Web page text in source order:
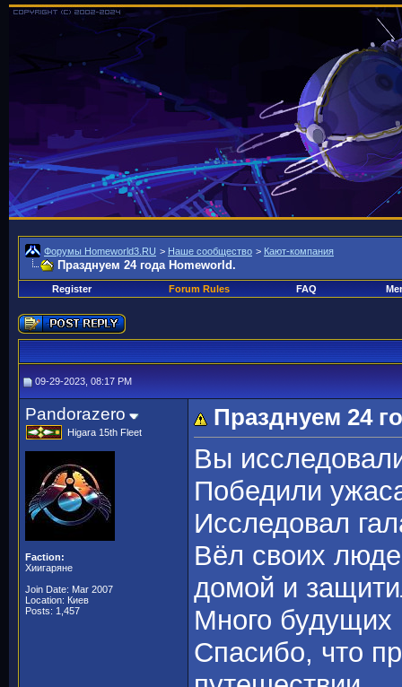
Форумы Homeworld3.RU > Наше сообщество > Кают-компания
Празднуем 24 года Homeworld.
Register Forum Rules FAQ
09-29-2023, 08:17 PM
Pandorazero
Higara 15th Fleet
Faction:
Хиигаряне
Join Date: Mar 2007
Location: Киев
Posts: 1,457
Празднуем 24
Вы
Победили
Исследовал
Вёл своих
домой и
Много будущих
Спасибо, что